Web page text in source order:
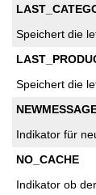
Speichert die
Speichert die
Indikator für
NO_CACHE
Indikator ob